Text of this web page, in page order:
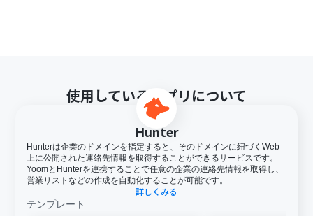
使用しているアプリについて
Hunter
Hunterは企業のドメインを指定すると、そのドメインに紐づくWeb
上に公開された連絡先情報を取得することができるサービスです。
YoomとHunterを連携することで任意の企業の連絡先情報を取得し、
営業リストなどの作成を自動化することが可能です。
詳しくみる
テンプレート